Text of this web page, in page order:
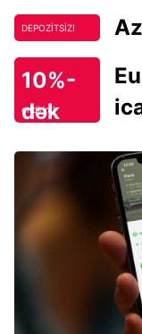
DEPOZİTSİZ!
10%-
dək
endirim!